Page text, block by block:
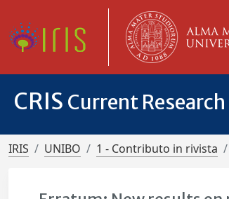
CRIS Current
IRIS UNIBO 1 - Contributo in rivista